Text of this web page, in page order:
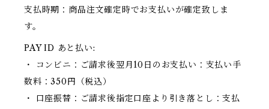
支払時期：商品注文確定時でお支払いが確定致しま
す。
PAY ID あと払い:
・ コンビニ：ご請求後翌月10日のお支払い：支払い手
数料：350円（税込）
・ 口座振替：ご請求後指定口座より引き落とし：支払